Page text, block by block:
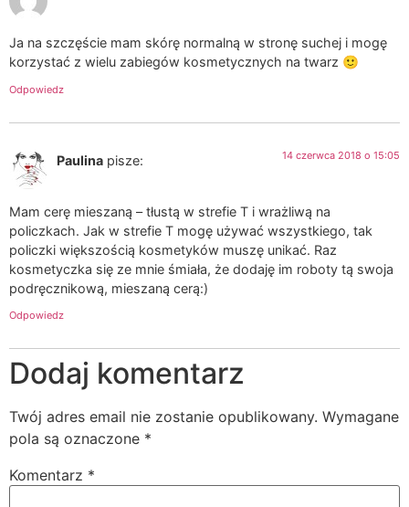
Ja na szczęście mam skórę normalną w stronę suchej i mogę
korzystać z wielu zabiegów kosmetycznych na twarz 🙂
Odpowiedz
Paulina pisze: 14 czerwca 2018 o 15:05
Mam cerę mieszaną – tłustą w strefie T i wrażliwą na
policzkach. Jak w strefie T mogę używać wszystkiego, tak
policzki większością kosmetyków muszę unikać. Raz
kosmetyczka się ze mnie śmiała, że dodaję im roboty tą swoja
podręcznikową, mieszaną cerą:)
Odpowiedz
Dodaj komentarz
Twój adres email nie zostanie opublikowany. Wymagane
pola są oznaczone *
Komentarz *